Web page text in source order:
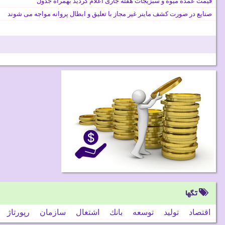
صنایع در صورت کشف ماینر غیر مجاز با تعلیق و ابطال پروانه مواجه می شوند
تگها
اقتصاد تولید توسعه بانك اشتغال سازمان رپورتاژ